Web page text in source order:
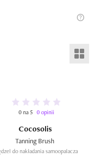
0 na 5 0 opinii
Cocosolis
do nakładania samoopalacza